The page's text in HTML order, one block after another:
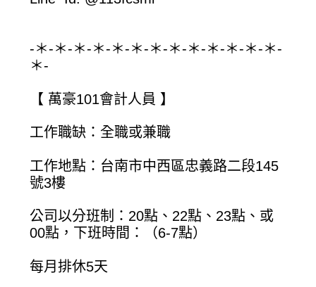
-＊-＊-＊-＊-＊-＊-＊-＊-＊-＊-＊-＊-＊-
＊-
【 萬豪101會計人員 】
工作職缺：全職或兼職
工作地點：台南市中西區忠義路二段145
號3樓
公司以分班制：20點、22點、23點、或
00點，下班時間：（6-7點）
每月排休5天